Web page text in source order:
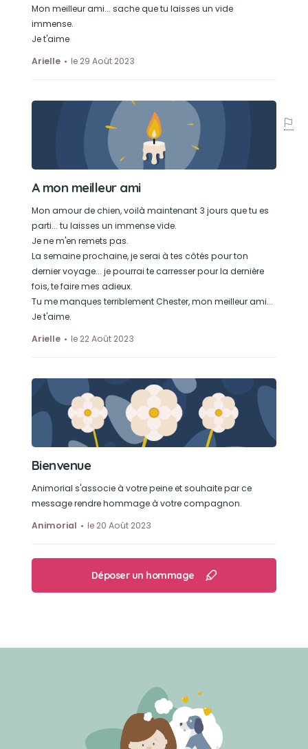
Mon meilleur ami... sache que tu laisses un vide
immense.
Je t'aime
Arielle
le 29 Août 2023
A mon meilleur ami
Mon amour de chien, voilà maintenant 3 jours que tu es
parti... tu laisses un immense vide.
Je ne m'en remets pas.
La semaine prochaine, je serai à tes côtés pour ton
dernier voyage... je pourrai te carresser pour la dernière
fois, te faire mes adieux.
Tu me manques terriblement Chester, mon meilleur ami...
Je t'aime.
Arielle
le 22 Août 2023
Bienvenue
Animorial s'associe à votre peine et souhaite par ce
message rendre hommage à votre compagnon.
Animorial
le 20 Août 2023
Déposer un hommage